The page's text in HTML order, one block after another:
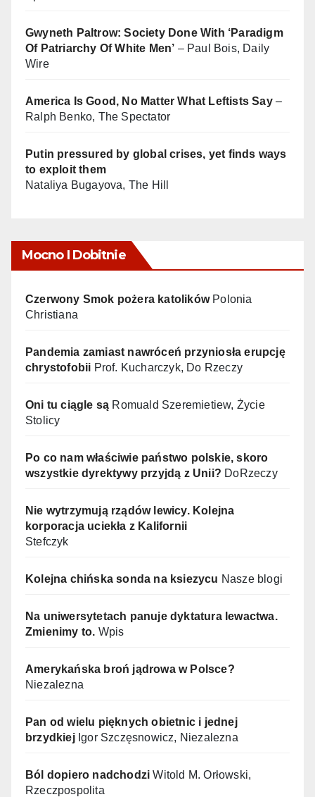
Gwyneth Paltrow: Society Done With ‘Paradigm
Of Patriarchy Of White Men’ – Paul Bois, Daily
Wire
America Is Good, No Matter What Leftists Say–
Ralph Benko, The Spectator
Putin pressured by global crises, yet finds ways
to exploit them
Nataliya Bugayova, The Hill
Mocno I Dobitnie
Czerwony Smok pożera katolikówPolonia
Christiana
Pandemia zamiast nawróceń przyniosła erupcję
chrystofobii Prof. Kucharczyk, Do Rzeczy
Oni tu ciągle są Romuald Szeremietiew, Życie
Stolicy
Po co nam właściwie państwo polskie, skoro
wszystkie dyrektywy przyjdą z Unii? DoRzeczy
Nie wytrzymują rządów lewicy. Kolejna
korporacja uciekła z Kalifornii
Stefczyk
Kolejna chińska sonda na ksiezycu Nasze blogi
Na uniwersytetach panuje dyktatura lewactwa.
Zmienimy to. Wpis
Amerykańska broń jądrowa w Polsce?
Niezalezna
Pan od wielu pięknych obietnic i jednej
brzydkiejIgor Szczęsnowicz, Niezalezna
Ból dopiero nadchodzi Witold M. Orłowski,
Rzeczpospolita